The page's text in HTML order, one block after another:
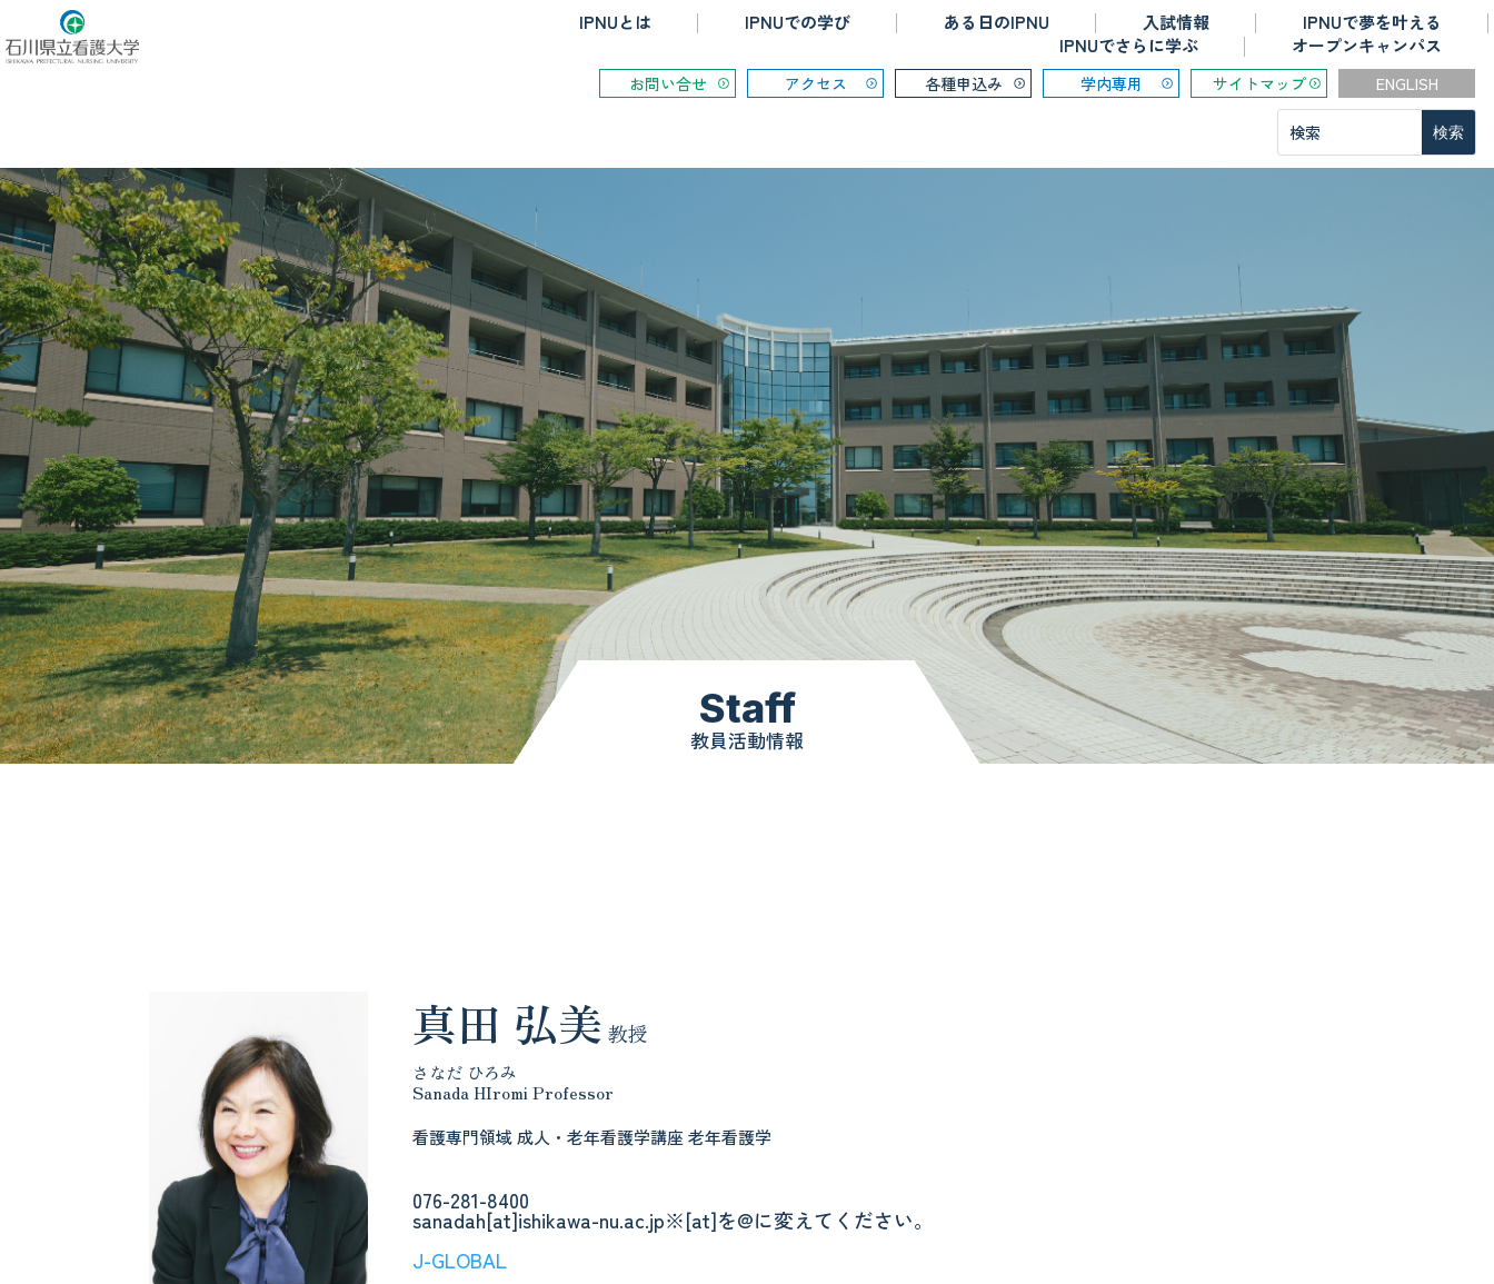
IPNUとは IPNUでの学び ある日のIPNU 入試情報
IPNUで夢を叶える
IPNUでさらに学ぶ
オープンキャンパス
お問い合せ アクセス 各種申込み 学内専用 サイトマップ ENGLISH
Staff
教員活動情報
真田 弘美 教授
さなだ ひろみ
Sanada HIromi Professor
看護専門領域 成人・老年看護学講座 老年看護学
076-281-8400
sanadah[at]ishikawa-nu.ac.jp※[at]を@に変えてください。
J-GLOBAL